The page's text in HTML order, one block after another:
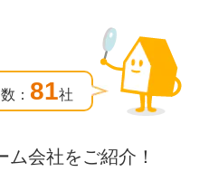
： 81社
会社をご紹介！